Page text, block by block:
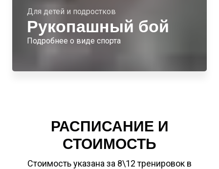
Для детей и подростков
Рукопашный бой
Подробнее о виде спорта
РАСПИСАНИЕ И
СТОИМОСТЬ
Стоимость указана за 8\12 тренировок в